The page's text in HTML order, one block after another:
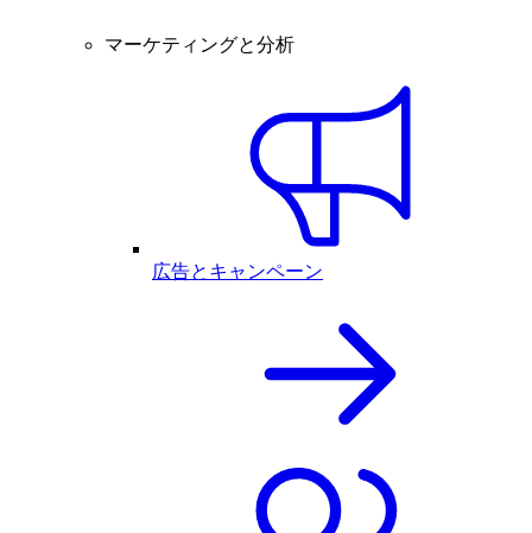
マーケティングと分析
広告とキャンペーン